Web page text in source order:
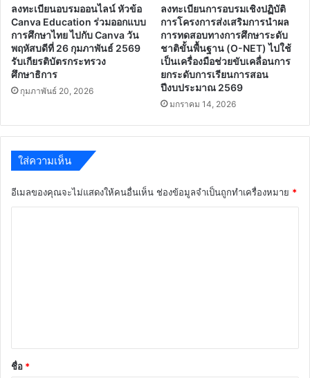
ลงทะเบียนอบรมออนไลน์ หัวข้อ
Canva Education ร่วมออกแบบ
การศึกษาไทย ไปกับ Canva วัน
พฤหัสบดีที่ 26 กุมภาพันธ์ 2569
รับเกียรติบัตรกระทรวง
ศึกษาธิการ
กุมภาพันธ์ 20, 2026
ลงทะเบียนการอบรมเชิงปฏิบัติ
การโครงการส่งเสริมการนำผล
การทดสอบทางการศึกษาระดับ
ชาติขั้นพื้นฐาน (O-NET) ไปใช้
เป็นเครื่องมือช่วยขับเคลื่อนการ
ยกระดับการเรียนการสอน
ปีงบประมาณ 2569
มกราคม 14, 2026
ใส่ความเห็น
อีเมลของคุณจะไม่แสดงให้คนอื่นเห็น ช่องข้อมูลจำเป็นถูกทำเครื่องหมาย *
*
ชื่อ *